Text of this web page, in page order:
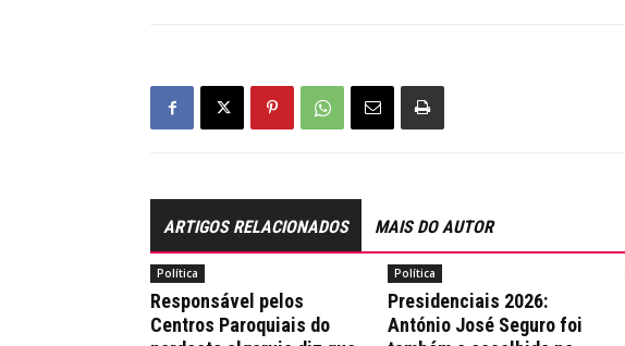
ARTIGOS RELACIONADOS MAIS DO AUTOR
Política
Responsável pelos
Centros Paroquiais do
Política
Presidenciais 2026:
António José Seguro foi